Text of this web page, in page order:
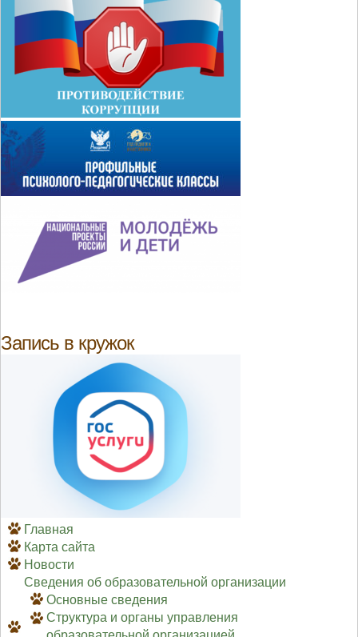
Запись в кружок
Главная
Карта сайта
Новости
Сведения об образовательной организации
Основные сведения
Структура и органы управления